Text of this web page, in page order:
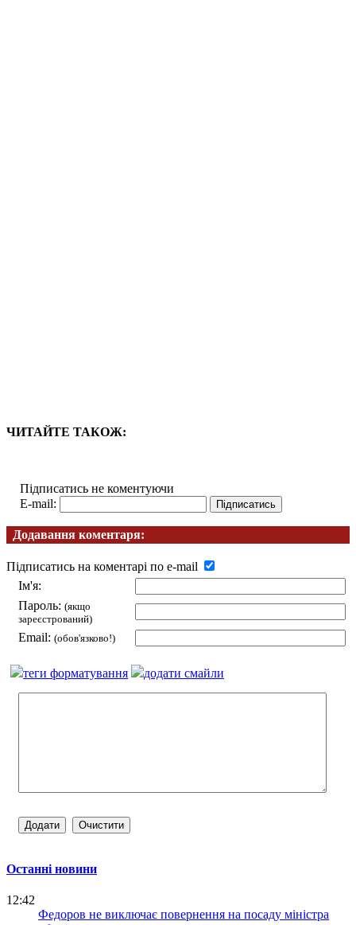
ЧИТАЙТЕ ТАКОЖ:
Підписатись не коментуючи
E-mail:
Додавання коментаря:
Підписатись на коментарі по e-mail
Ім'я:
Пароль: (якщо
зареєстрований)
Email: (обов'язково!)
теги форматування додати смайли
Останні новини
12:42
Федоров не виключає повернення на посаду міністра